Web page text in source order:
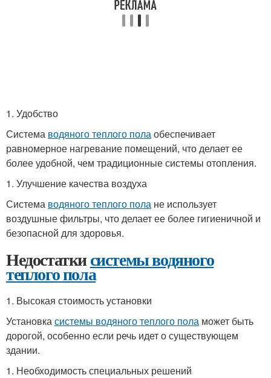
1. Удобство
Система водяного теплого полаобеспечивает
равномерное нагревание помещений, что делает ее
более удобной, чем традиционные системы отопления.
1. Улучшение качества воздуха
Система водяного теплого пола не использует
воздушные фильтры, что делает ее более гигиеничной и
безопасной для здоровья.
Недостаткисистемы водяного
теплого пола
1. Высокая стоимость установки
Установкасистемы водяного теплого пола может быть
дорогой, особенно если речь идет о существующем
здании.
1. Необходимость специальных решений